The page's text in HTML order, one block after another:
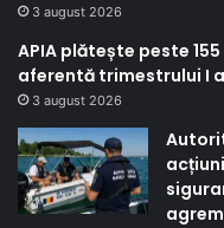
3 august 2026
APIA plătește peste
aferentă trimestrului I
3 august 2026